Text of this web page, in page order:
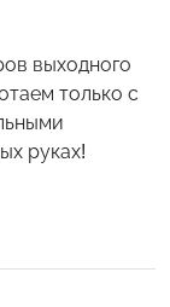
выходного
только с
руках!